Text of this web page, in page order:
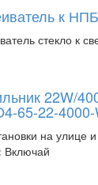
к
стекло к
22W/
65-22-
на улице
Включай